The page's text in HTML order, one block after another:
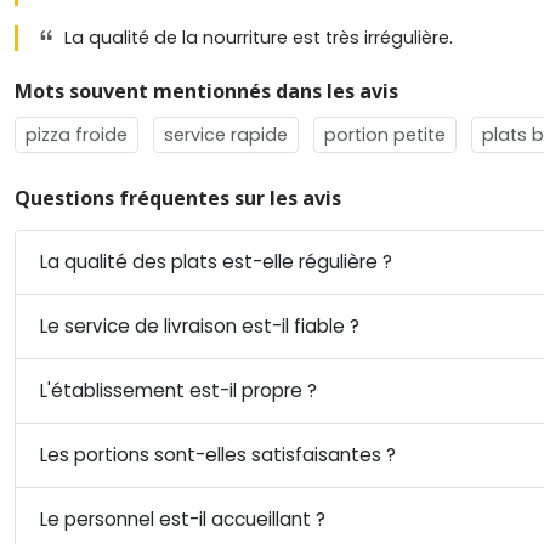
La qualité de la nourriture est très irrégulière.
Mots souvent mentionnés dans les avis
pizza froide service rapide portion petite plats
Questions fréquentes sur les avis
La qualité des plats est-elle régulière ?
Le service de livraison est-il fiable ?
L'établissement est-il propre ?
Les portions sont-elles satisfaisantes ?
Le personnel est-il accueillant ?